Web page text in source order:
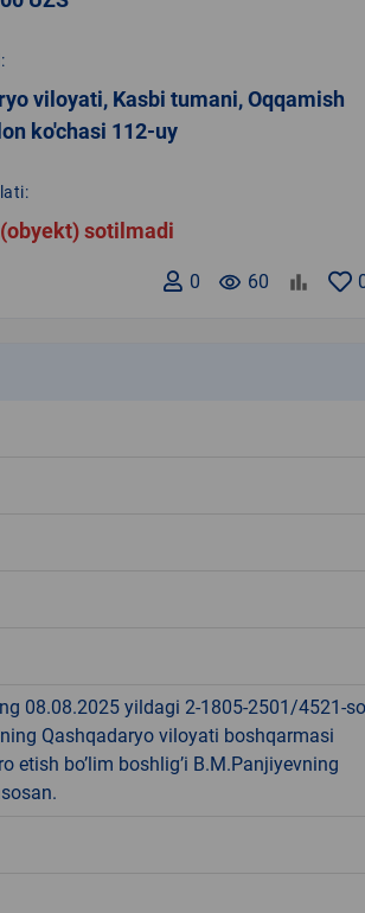
viloyati, Kasbi tumani, Oqqamish
ko'chasi 112-uy
sotilmadi
remove_red_eye 60
0
08.08.2025 yildagi 2-1805-2501/4521-
Qashqadaryo viloyati boshqarmasi
etish bo’lim boshlig’i B.M.Panjiyevning